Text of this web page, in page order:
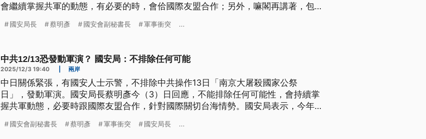
會繼續掌握共軍的動態，有必要的時，會佮國際友盟合作；另外，嘛閣再講著，包含
（新聞標題、導言為台語文）
國安局長 蔡明彥 國安會副秘書長 軍事衝突 ...
中共12/13恐發動軍演？ 國安局：不排除任何可能
2025/12/3 19:40 兩岸
中日關係緊張，有國安人士示警，不排除中共操作13日「南京大屠殺國家公祭
日」，發動軍演。國安局長蔡明彥今（3）日回應，不能排除任何可能性，會持續掌
握共軍動態，必要時跟國際友盟合作，針對國際關切台海情勢。國安局表示，今年有
國安會副秘書長 蔡明彥 軍事衝突 國安局長 ...